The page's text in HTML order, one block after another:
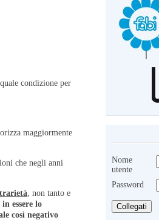
condizione per
maggiormente
che negli anni
, non tanto e
essere lo
così negativo
Nome
utente
Password